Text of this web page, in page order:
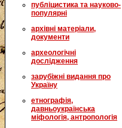
публіцистика та науково-
популярні
архівні матеріали,
документи
археологічні
дослідження
зарубіжні видання про
Україну
етнографія,
давньоукраїнська
міфологія, антропологія